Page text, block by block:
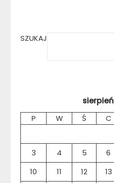
SZUKAJ
P W Ś C
3
4 5 6
10
11 12 13